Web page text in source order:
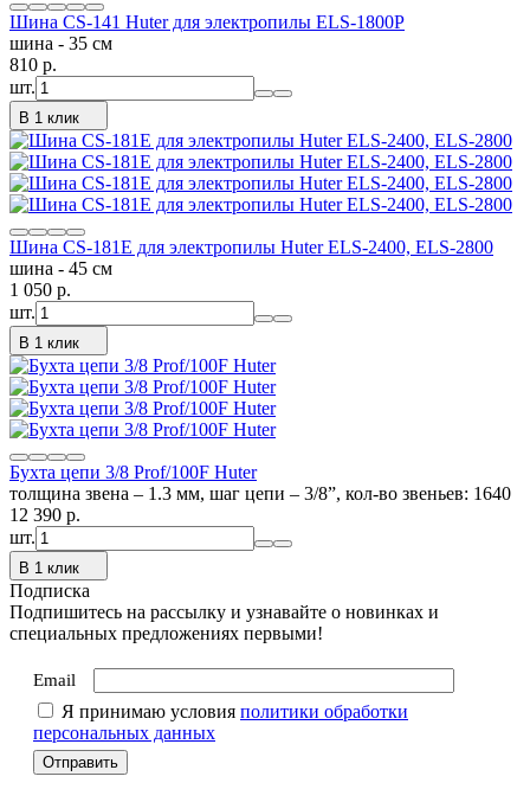
Шина CS-141 Huter для электропилы ELS-1800P
шина - 35 см
810 p.
шт.
В 1 клик
Шина CS-181Е для электропилы Huter ELS-2400, ELS-2800
шина - 45 см
1 050 p.
шт.
В 1 клик
Бухта цепи 3/8 Prof/100F Huter
толщина звена – 1.3 мм, шаг цепи – 3/8”, кол-во звеньев: 1640
12 390 p.
шт.
В 1 клик
Подписка
Подпишитесь на рассылку и узнавайте о новинках и
специальных предложениях первыми!
Email
Я принимаю условия политики обработки
персональных данных